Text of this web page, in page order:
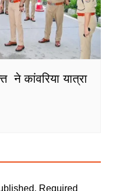
ने कांवरिया यात्रा
Required